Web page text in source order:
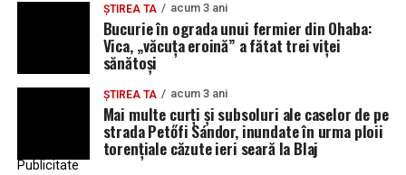
ȘTIREA TA acum 3 ani
Bucurie în ograda unui fermier din Ohaba:
Vica, „văcuța eroină” a fătat trei viței
sănătoși
ȘTIREA TA acum 3 ani
Mai multe curți și subsoluri ale caselor de pe
strada Petőfi Sándor, inundate în urma ploii
torențiale căzute ieri seară la Blaj
Publicitate